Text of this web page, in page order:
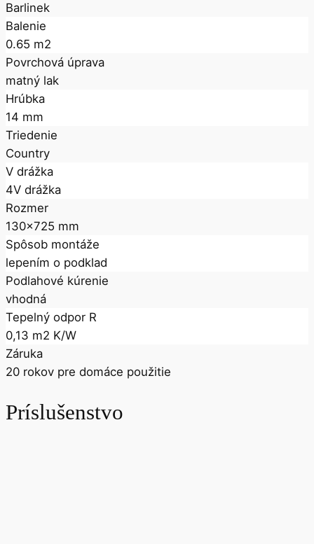
Barlinek
Balenie
0.65 m2
Povrchová úprava
matný lak
Hrúbka
14 mm
Triedenie
Country
V drážka
4V drážka
Rozmer
130x725 mm
Spôsob montáže
lepením o podklad
Podlahové kúrenie
vhodná
Tepelný odpor R
0,13 m2 K/W
Záruka
20 rokov pre domáce použitie
Príslušenstvo